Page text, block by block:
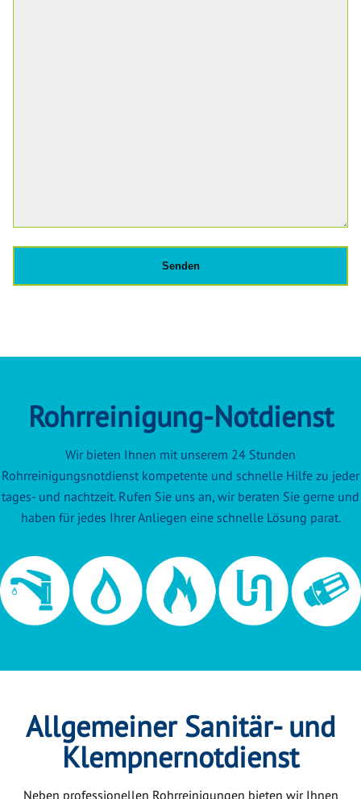
Rohrreinigung-Notdienst
Wir bieten Ihnen mit unserem 24 Stunden
Rohrreinigungsnotdienst kompetente und schnelle Hilfe zu jeder
tages- und nachtzeit. Rufen Sie uns an, wir beraten Sie gerne und
haben für jedes Ihrer Anliegen eine schnelle Lösung parat.
Allgemeiner Sanitär- und
Klempnernotdienst
Neben professionellen Rohrreinigungen bieten wir Ihnen